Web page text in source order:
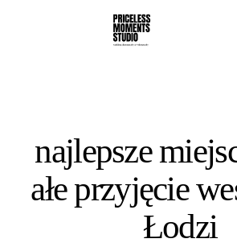
najlepsze
ałe przyjęcie
Łodzi
PHOTO WORKS
VIDEO WORKS